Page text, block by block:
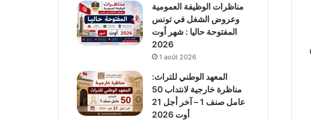
مناظرات الوظيفة العمومية
وعروض الشغل في تونس
المفتوحة حاليا : شهر أوت
2026
1 août 2026
المعهد الوطني للتراث:
مناظرة خارجية لانتداب 50
عامل صنف 1 – آخر أجل 21
أوت 2026